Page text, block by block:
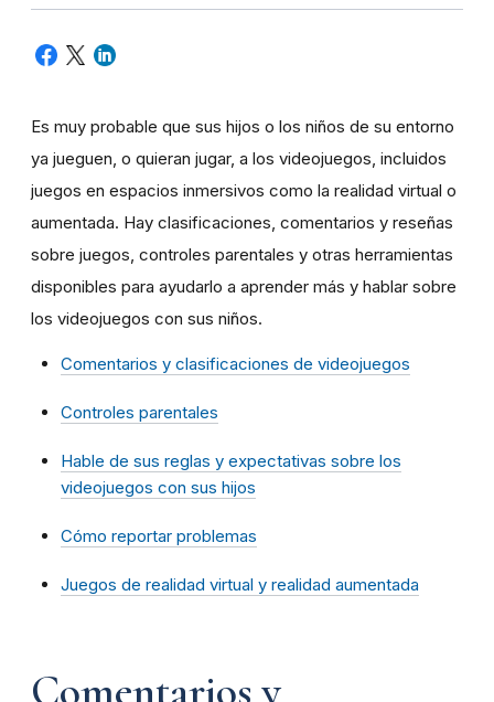
Es muy probable que sus hijos o los niños de su entorno
ya jueguen, o quieran jugar, a los videojuegos, incluidos
juegos en espacios inmersivos como la realidad virtual o
aumentada. Hay clasificaciones, comentarios y reseñas
sobre juegos, controles parentales y otras herramientas
disponibles para ayudarlo a aprender más y hablar sobre
los videojuegos con sus niños.
Comentarios y clasificaciones de videojuegos
Controles parentales
Hable de sus reglas y expectativas sobre los
videojuegos con sus hijos
Cómo reportar problemas
Juegos de realidad virtual y realidad aumentada
Comentarios y